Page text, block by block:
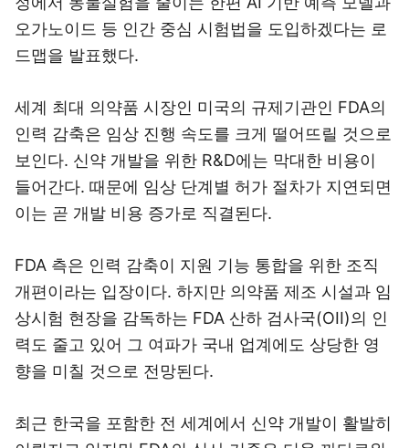
오가노이드 등 인간 중심 시험법을 도입하겠다는 로
드맵을 발표했다.
세계 최대 의약품 시장인 미국의 규제기관인 FDA의
인력 감축은 임상 진행 속도를 크게 떨어뜨릴 것으로
보인다. 신약 개발을 위한 R&D에는 막대한 비용이
들어간다. 때문에 임상 단계별 허가 절차가 지연되면
이는 곧 개발 비용 증가로 직결된다.
FDA 측은 인력 감축이 지원 기능 통합을 위한 조직
개편이라는 입장이다. 하지만 의약품 제조 시설과 임
상시험 현장을 감독하는 FDA 산하 검사국(OII)의 인
력도 줄고 있어 그 여파가 국내 업계에도 상당한 영
향을 미칠 것으로 전망된다.
최근 한국을 포함한 전 세계에서 신약 개발이 활발히